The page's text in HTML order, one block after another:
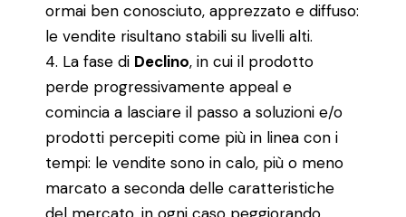
ormai ben conosciuto, apprezzato e diffuso:
le vendite risultano stabili su livelli alti.
La fase di Declino, in cui il prodotto
perde progressivamente appeal e
comincia a lasciare il passo a soluzioni e/o
prodotti percepiti come più in linea con i
tempi: le vendite sono in calo, più o meno
marcato a seconda delle caratteristiche